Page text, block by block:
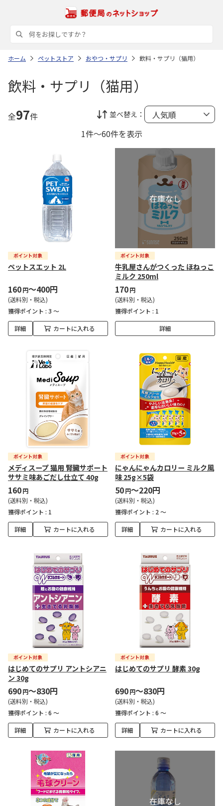
ホーム ペットストア おやつ・サプリ 飲料・サプリ（猫用）
飲料・サプリ（猫用）
全97件 並べ替え：
1件～60件を表示
ペットスエット 2L
160円～400円
(送料別・税込)
獲得ポイント : 3 ～
詳細 カートに入れる
牛乳屋さんがつくった ほねっこ
ミルク 250ml
170円
(送料別・税込)
獲得ポイント : 1
詳細
メディスープ 猫用 腎臓サポート
ササミ味あごだし仕立て 40g
160円
(送料別・税込)
獲得ポイント : 1
詳細 カートに入れる
にゃんにゃんカロリー ミルク風
味 25g×5袋
50円～220円
(送料別・税込)
獲得ポイント : 2 ～
詳細 カートに入れる
はじめてのサプリ アントシアニ
ン 30g
690円～830円
(送料別・税込)
獲得ポイント : 6 ～
詳細 カートに入れる
はじめてのサプリ 酵素 30g
690円～830円
(送料別・税込)
獲得ポイント : 6 ～
詳細 カートに入れる